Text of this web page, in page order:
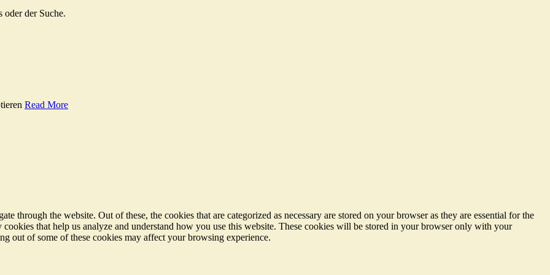
oder der Suche.
Read More
through the website. Out of these, the cookies that are categorized as necessary are stored on your browser as they are essential for the
that help us analyze and understand how you use this website. These cookies will be stored in your browser only with your
out of some of these cookies may affect your browsing experience.